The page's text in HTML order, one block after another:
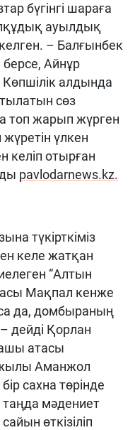
бүгінгі шараға
ауылдық
– Балғынбек
Айнұр
алдында
сөз
жарып жүрген
үлкен
келіп отырған
pavlodarnews.kz.
түкірткіміз
келе жатқан
“Алтын
Мақпал кенже
да, домбыраның
дейді Қорлан
атасы
Аманжол
сахна төрінде
таңда мәдениет
өткізіліп